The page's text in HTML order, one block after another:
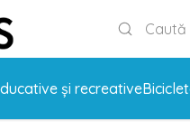
și recreative